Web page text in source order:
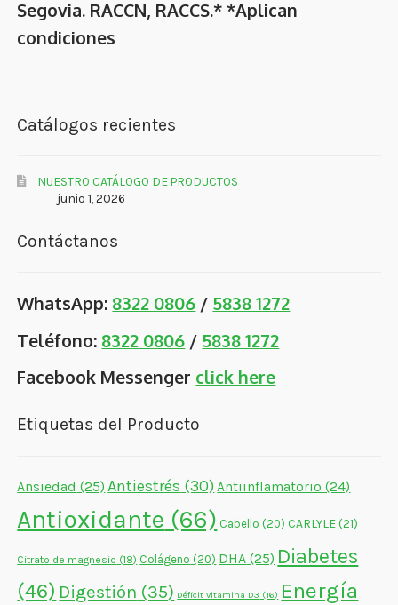
Segovia. RACCN, RACCS.* *Aplican
condiciones
Catálogos recientes
NUESTRO CATÁLOGO DE PRODUCTOS
junio 1, 2026
Contáctanos
WhatsApp: 8322 0806 / 5838 1272
Teléfono: 8322 0806 / 5838 1272
Facebook Messenger click here
Etiquetas del Producto
Ansiedad (25) Antiestrés (30)Antiinflamatorio (24)
Antioxidante (66) Cabello (20) CARLYLE(21)
Citrato de magnesio (18) Colágeno (20) DHA (25) Diabetes
(46) Digestión (35) Déficit vitamina D3 (16) Energía